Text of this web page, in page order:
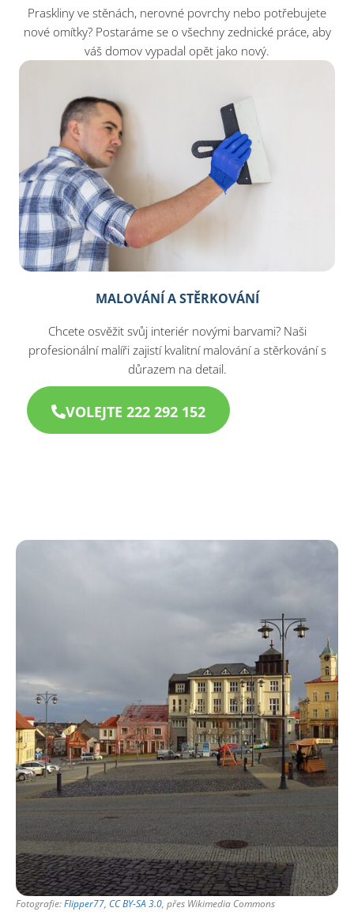
Praskliny ve stěnách, nerovné povrchy nebo potřebujete
nové omítky? Postaráme se o všechny zednické práce, aby
váš domov vypadal opět jako nový.
MALOVÁNÍ A STĚRKOVÁNÍ
Chcete osvěžit svůj interiér novými barvami? Naši
profesionální malíři zajistí kvalitní malování a stěrkování s
důrazem na detail.
VOLEJTE 222 292 152
Fotografie:Flipper77, CC BY-SA 3.0, přes Wikimedia Commons